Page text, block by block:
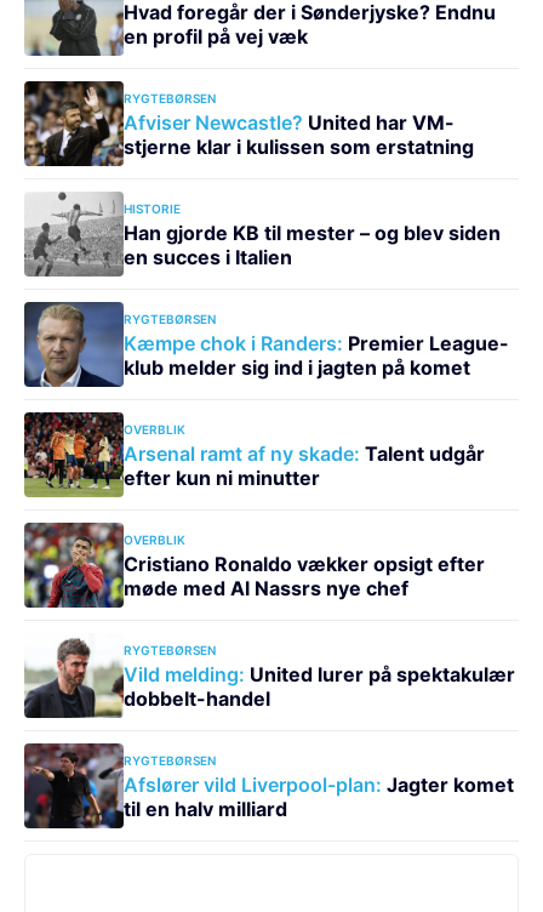
Hvad foregår der i Sønderjyske? Endnu
en profil på vej væk
RYGTEBØRSEN
Afviser Newcastle? United har VM-
stjerne klar i kulissen som erstatning
HISTORIE
Han gjorde KB til mester – og blev siden
en succes i Italien
RYGTEBØRSEN
Kæmpe chok i Randers: Premier League-
klub melder sig ind i jagten på komet
OVERBLIK
Arsenal ramt af ny skade: Talent udgår
efter kun ni minutter
OVERBLIK
Cristiano Ronaldo vækker opsigt efter
møde med Al Nassrs nye chef
RYGTEBØRSEN
Vild melding: United lurer på spektakulær
dobbelt-handel
RYGTEBØRSEN
Afslører vild Liverpool-plan: Jagter komet
til en halv milliard